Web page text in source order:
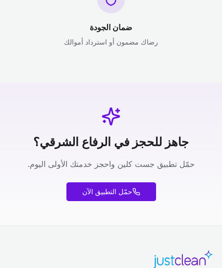
ضمان الجودة
رضاك مضمون أو استرداد أموالك
جاهز للحجز في الرفاع الشرقي؟
حمّل تطبيق جست كلين واحجز خدمتك الأولى اليوم.
حمّل التطبيق الآن